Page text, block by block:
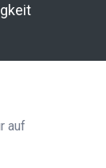
auf